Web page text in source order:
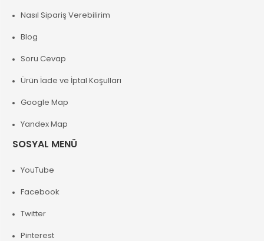
Nasıl Sipariş Verebilirim
Blog
Soru Cevap
Ürün İade ve İptal Koşulları
Google Map
Yandex Map
SOSYAL MENÜ
YouTube
Facebook
Twitter
Pinterest